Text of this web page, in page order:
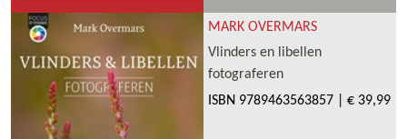
MARK OVERMARS
Vlinders en libellen
fotograferen
ISBN 9789463563857 € 39,99